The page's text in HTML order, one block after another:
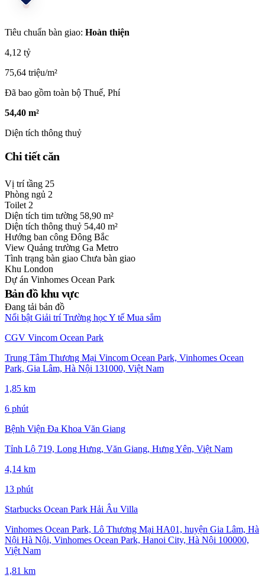
Tiêu chuẩn bàn giao: Hoàn thiện
4,12 tỷ
75,64 triệu/m²
Đã bao gồm toàn bộ Thuế, Phí
54,40 m²
Diện tích thông thuỷ
Chi tiết căn
Vị trí tầng 25
Phòng ngủ 2
Toilet 2
Diện tích tim tường 58,90 m²
Diện tích thông thuỷ 54,40 m²
Hướng ban công Đông Bắc
View Quảng trường Ga Metro
Tình trạng bàn giao Chưa bàn giao
Khu London
Dự án Vinhomes Ocean Park
Bản đồ khu vực
Đang tải bản đồ
Nổi bật Giải trí Trường họcY tế Mua sắm
CGV Vincom Ocean Park
Trung Tâm Thương Mại Vincom Ocean Park, Vinhomes Ocean
Park, Gia Lâm, Hà Nội 131000, Việt Nam
1,85 km
6 phút
Bệnh Viện Đa Khoa Văn Giang
Tỉnh Lộ 719, Long Hưng, Văn Giang, Hưng Yên, Việt Nam
4,14 km
13 phút
Starbucks Ocean Park Hải Âu Villa
Vinhomes Ocean Park, Lô Thương Mại HA01, huyện Gia Lâm, Hà
Nội Hà Nội, Vinhomes Ocean Park, Hanoi City, Hà Nội 100000,
Việt Nam
1,81 km